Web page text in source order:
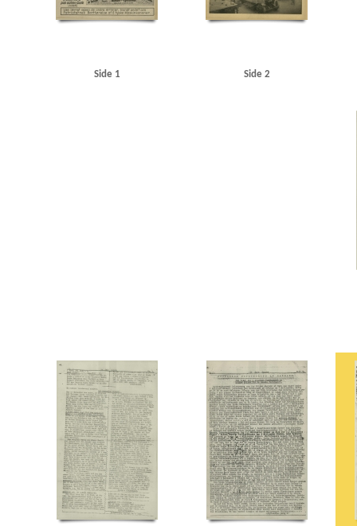
Sandbæk, Harald, pastor
Schalburgkorpset Schwitzgebel, Eugen, Kriminalrat
Side 1 Side 2